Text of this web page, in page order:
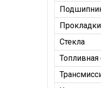
Стекла
Топливная